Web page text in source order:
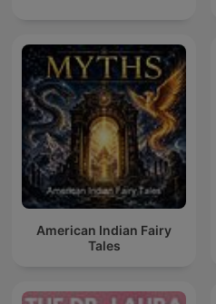
American Indian Fairy
Tales